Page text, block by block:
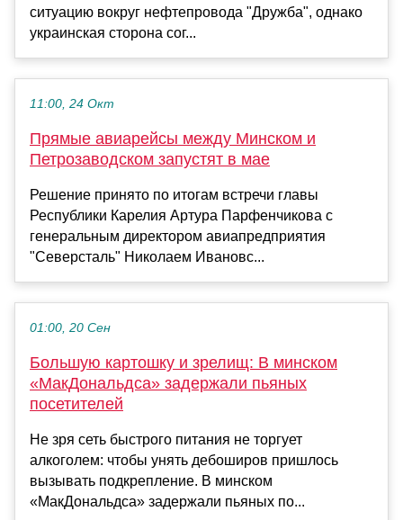
ситуацию вокруг нефтепровода "Дружба", однако
украинская сторона сог...
11:00, 24 Окт
Прямые авиарейсы между Минском и
Петрозаводском запустят в мае
Решение принято по итогам встречи главы
Республики Карелия Артура Парфенчикова с
генеральным директором авиапредприятия
"Северсталь" Николаем Ивановс...
01:00, 20 Сен
Большую картошку и зрелищ: В минском
«МакДональдса» задержали пьяных
посетителей
Не зря сеть быстрого питания не торгует
алкоголем: чтобы унять дебоширов пришлось
вызывать подкрепление. В минском
«МакДональдса» задержали пьяных по...